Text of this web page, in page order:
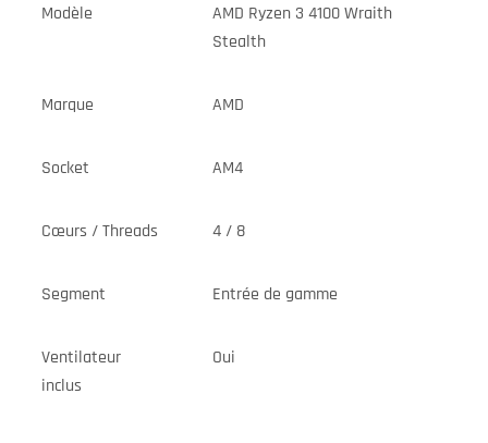
Modèle
AMD Ryzen 3 4100 Wraith
Stealth
Marque AMD
Socket AM4
Cœurs / Threads 4 / 8
Segment Entrée de gamme
Ventilateur
inclus
Oui